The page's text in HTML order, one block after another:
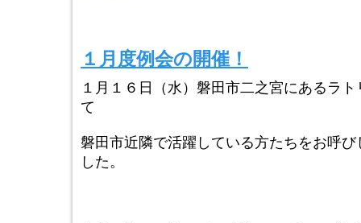
１月度例会の開催！
１月１６日（水）磐田市二之宮にあるラ
て
磐田市近隣で活躍している方たちをお呼
した。